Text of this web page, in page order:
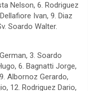
Nelson, 6. Rodriguez
Ivan, 9. Diaz
Soardo Walter.
3. Soardo
6. Bagnatti Jorge,
Albornoz Gerardo,
12. Rodriguez Dario,